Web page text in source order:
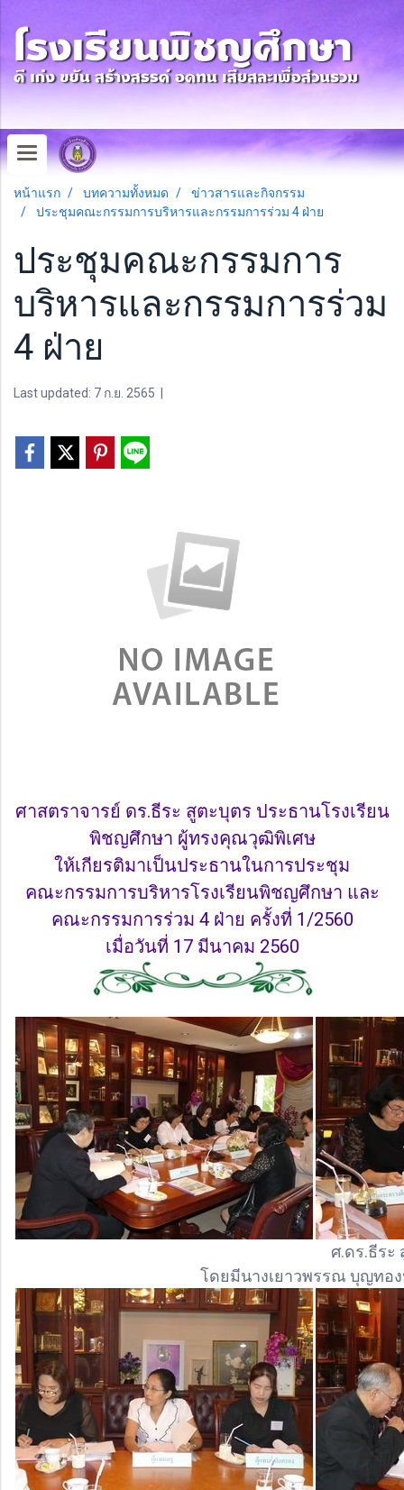
หน้าแรก บทความทั้งหมด
ข่าวสารและกิจกรรม
ประชุมคณะกรรมการบริหารและกรรมการร่วม 4 ฝ่าย
ประชุมคณะกรรมการ
บริหารและกรรมการร่วม
4 ฝ่าย
Last updated: 7 ก.ย. 2565
ศาสตราจารย์ ดร.ธีระ สูตะบุตร ประธานโรงเรียน
พิชญศึกษา ผู้ทรงคุณวุฒิพิเศษ
ให้เกียรติมาเป็นประธานในการประชุม
คณะกรรมการบริหารโรงเรียนพิชญศึกษา และ
คณะกรรมการร่วม 4 ฝ่าย ครั้งที่ 1/2560
เมื่อวันที่ 17 มีนาคม 2560
ศ.ดร.ธีระ
โดยมีนางเยาวพรรณ บุญทอ